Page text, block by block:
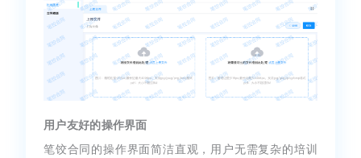
用户友好的操作界面
笔饺合同的操作界面简洁直观，用户无需复杂的培训